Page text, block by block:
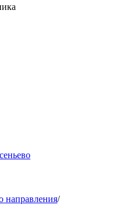
направления/